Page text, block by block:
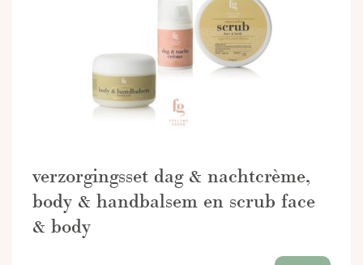
verzorgingsset dag & nachtcrème,
body & handbalsem en scrub face
& body